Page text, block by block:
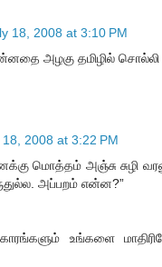
18, 2008 at 3:10 PM
அழகு தமிழில் சொல்லி
18, 2008 at 3:22 PM
மொத்தம் அஞ்சு சுழி
அப்பறம் என்ன?”
உங்களை